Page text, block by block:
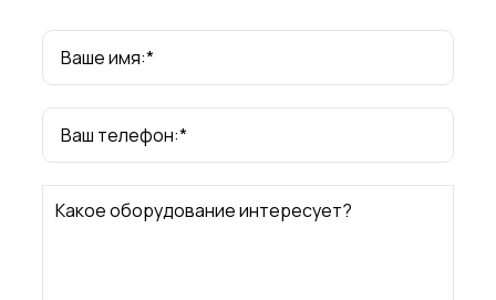
Ваше имя:*
Ваш телефон:*
Какое оборудование интересует?